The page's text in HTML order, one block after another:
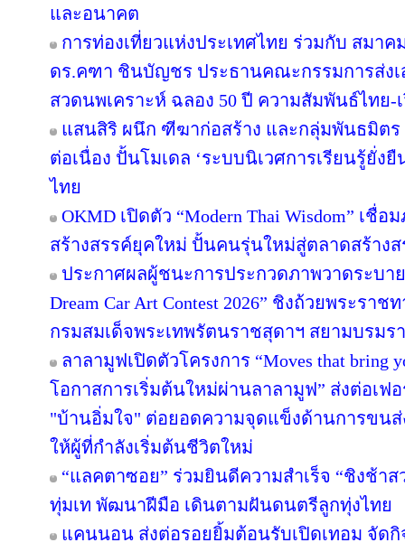
และอนาคต
การท่องเที่ยวแห่งประเทศไทย ร่วมกับ สมาค
ดร.คฑา ชินบัญชร ประธานคณะกรรมการส่ง
สวดนพเคราะห์ ฉลอง 50 ปี ความสัมพันธ์ไทย-
แสนสิริ ผนึก ฑีฆาก่อสร้าง และกลุ่มพันธมิตร
ต่อเนื่อง ปั้นโมเดล ‘ระบบนิเวศการเรียนรู้ยั่
ไทย
OKMD เปิดตัว “Modern Thai Wisdom” เชื่
สร้างสรรค์ยุคใหม่ ปั้นคนรุ่นใหม่สู่ตลาดสร้างส
ประกาศผลผู้ชนะการประกวดภาพวาดระบา
Dream Car Art Contest 2026” ชิงถ้วยพระรา
กรมสมเด็จพระเทพรัตนราชสุดาฯ สยามบรมร
ลาลามูฟเปิดตัวโครงการ “Moves that bring
โอกาสการเริ่มต้นใหม่ผ่านลาลามูฟ” ส่งต่อเฟ
"บ้านอิ่มใจ" ต่อยอดความจุดแข็งด้านการขน
ให้ผู้ที่กำลังเริ่มต้นชีวิตใหม่
“แลคตาซอย” ร่วมยินดีความสำเร็จ “ชิงช้าส
ทุ่มเท พัฒนาฝีมือ เดินตามฝันดนตรีลูกทุ่งไทย
แคนนอน ส่งต่อรอยยิ้มต้อนรับเปิดเทอม จัดกิจ